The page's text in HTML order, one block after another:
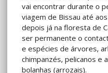
vai encontrar durante o
viagem de Bissau até
depois já na floresta de
ser permanente o
e espécies de árvores,
chimpanzés, pelicanos e
bolanhas (arrozais).